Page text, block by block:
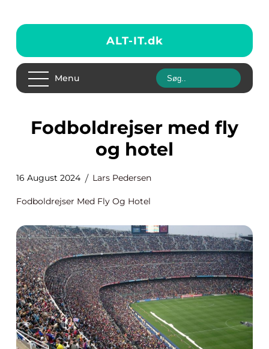
ALT-IT.dk
Menu
Fodboldrejser med fly
og hotel
16 August 2024 Lars Pedersen
Fodboldrejser Med Fly Og Hotel